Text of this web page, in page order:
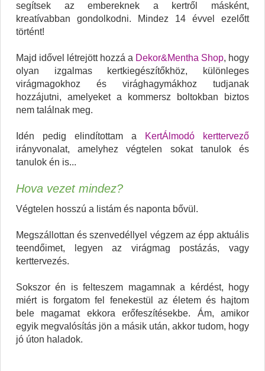
segítsek az embereknek a kertről másként,
kreatívabban gondolkodni. Mindez 14 évvel ezelőtt
történt!
Majd idővel létrejött hozzá a Dekor&Mentha Shop, hogy
olyan izgalmas kertkiegészítőkhöz, különleges
virágmagokhoz és virághagymákhoz tudjanak
hozzájutni, amelyeket a kommersz boltokban biztos
nem találnak meg.
Idén pedig elindítottam a
KertÁlmodó kerttervező
irányvonalat, amelyhez végtelen sokat tanulok és
tanulok én is...
Hova vezet mindez?
Végtelen hosszú a listám és naponta bővül.
Megszállottan és szenvedéllyel végzem az épp aktuális
teendőimet, legyen az virágmag postázás, vagy
kerttervezés.
Sokszor én is felteszem magamnak a kérdést, hogy
miért is forgatom fel fenekestül az életem és hajtom
bele magamat ekkora erőfeszítésekbe. Ám, amikor
egyik megvalósítás jön a másik után, akkor tudom, hogy
jó úton haladok.